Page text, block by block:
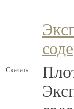
Скачать